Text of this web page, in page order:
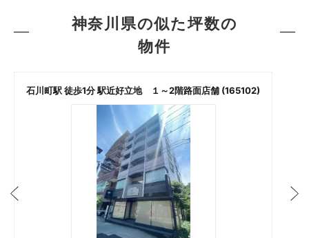
神奈川県の似た坪数の
物件
石川町駅 徒歩1分 駅近好立地 １～2階路面店舗 (165102)